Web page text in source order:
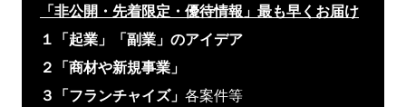
「非公開・先着限定・優待情報」 最も早くお届け
１「起業」「副業」のアイデア
２「商材や新規事業」
３「フランチャイズ」 各案件等